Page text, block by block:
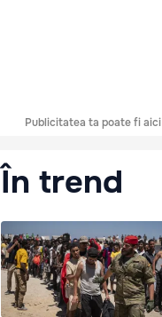
Publicitatea ta poate fi aici
În trend